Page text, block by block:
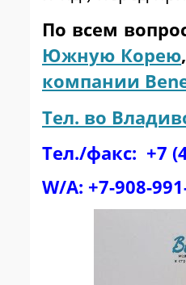
По всем
Южную Корею
компании
Тел. во
Тел./факс: +7
W/A: +7-908-